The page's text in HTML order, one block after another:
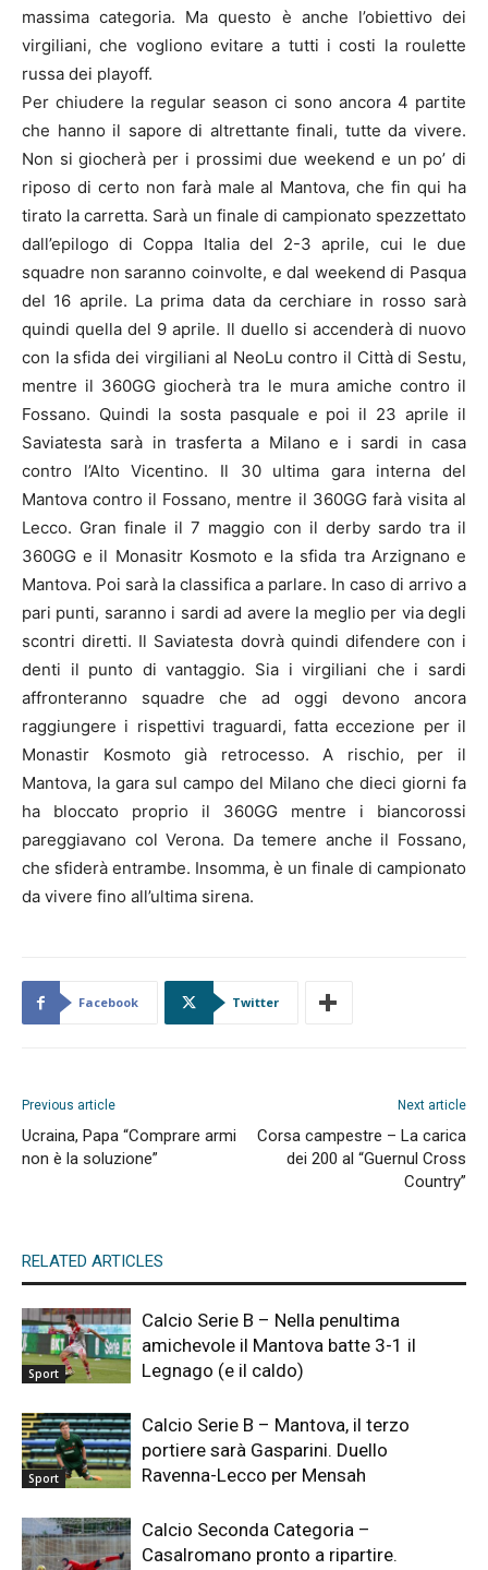
massima categoria. Ma questo è anche l’obiettivo dei
virgiliani, che vogliono evitare a tutti i costi la roulette
russa dei playoff.
Per chiudere la regular season ci sono ancora 4 partite
che hanno il sapore di altrettante finali, tutte da vivere.
Non si giocherà per i prossimi due weekend e un po’ di
riposo di certo non farà male al Mantova, che fin qui ha
tirato la carretta. Sarà un finale di campionato spezzettato
dall’epilogo di Coppa Italia del 2-3 aprile, cui le due
squadre non saranno coinvolte, e dal weekend di Pasqua
del 16 aprile. La prima data da cerchiare in rosso sarà
quindi quella del 9 aprile. Il duello si accenderà di nuovo
con la sfida dei virgiliani al NeoLu contro il Città di Sestu,
mentre il 360GG giocherà tra le mura amiche contro il
Fossano. Quindi la sosta pasquale e poi il 23 aprile il
Saviatesta sarà in trasferta a Milano e i sardi in casa
contro l’Alto Vicentino. Il 30 ultima gara interna del
Mantova contro il Fossano, mentre il 360GG farà visita al
Lecco. Gran finale il 7 maggio con il derby sardo tra il
360GG e il Monasitr Kosmoto e la sfida tra Arzignano e
Mantova. Poi sarà la classifica a parlare. In caso di arrivo a
pari punti, saranno i sardi ad avere la meglio per via degli
scontri diretti. Il Saviatesta dovrà quindi difendere con i
denti il punto di vantaggio. Sia i virgiliani che i sardi
affronteranno squadre che ad oggi devono ancora
raggiungere i rispettivi traguardi, fatta eccezione per il
Monastir Kosmoto già retrocesso. A rischio, per il
Mantova, la gara sul campo del Milano che dieci giorni fa
ha bloccato proprio il 360GG mentre i biancorossi
pareggiavano col Verona. Da temere anche il Fossano,
che sfiderà entrambe. Insomma, è un finale di campionato
da vivere fino all’ultima sirena.
Facebook Twitter
Previous article
Ucraina, Papa “Comprare armi
non è la soluzione”
Next article
Corsa campestre – La carica
dei 200 al “Guernul Cross
Country”
RELATED ARTICLES
Sport
Calcio Serie B – Nella penultima
amichevole il Mantova batte 3-1 il
Legnago (e il caldo)
Sport
Calcio Serie B – Mantova, il terzo
portiere sarà Gasparini. Duello
Ravenna-Lecco per Mensah
Calcio Seconda Categoria –
Casalromano pronto a ripartire.